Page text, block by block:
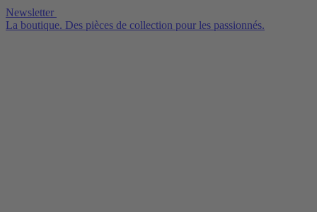
Newsletter
La boutique. Des pièces de collection pour les passionnés.